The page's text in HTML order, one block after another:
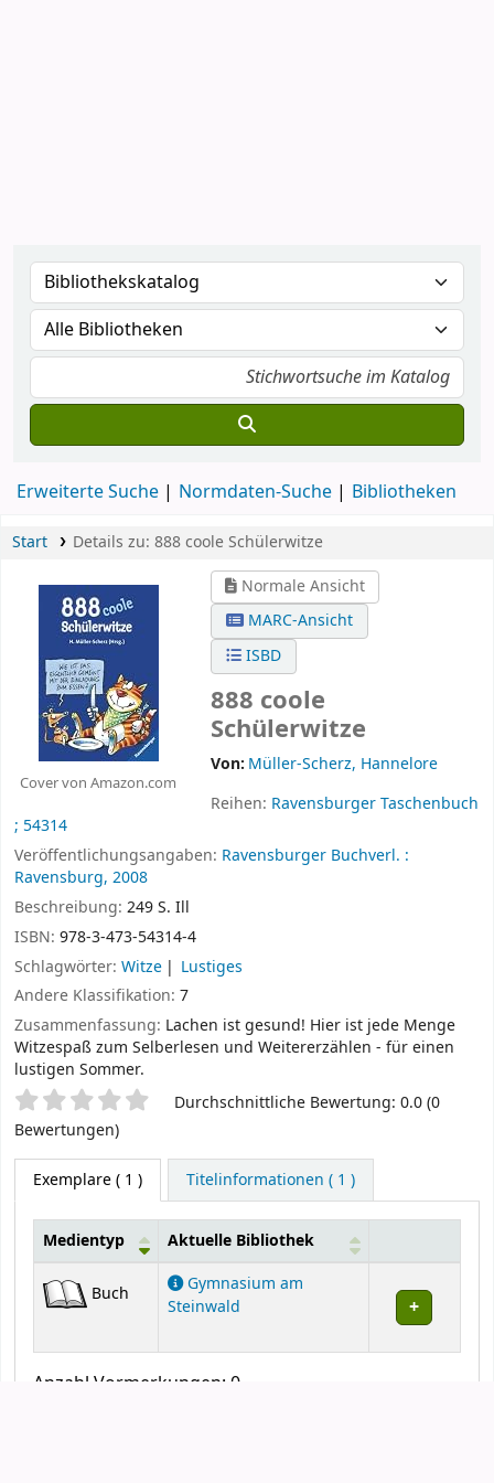
Erweiterte Suche Normdaten-Suche Bibliotheken
Cover von Amazon.com
Normale Ansicht
MARC-Ansicht
ISBD
888 coole
Schülerwitze
Von:Müller-Scherz, Hannelore
Reihen:Ravensburger Taschenbuch
; 54314
Veröffentlichungsangaben:Ravensburger Buchverl. :
Ravensburg, 2008
Beschreibung:
ISBN:978-3-473-54314-4
Schlagwörter:Witze
Andere Klassifikation:7
Zusammenfassung:Lachen ist gesund! Hier ist jede Menge
Witzespaß zum Selberlesen und Weitererzählen - für einen
lustigen Sommer.
SternchenbewertungDurchschnittliche Bewertung: 0.0 (0
Bewertungen)
Exemplare( 1 ) Titelinformationen ( 1 )
Exemplare
Medientyp Aktuelle Bibliothek
Gymnasium am
Steinwald
Anzahl Vormerkungen: 0